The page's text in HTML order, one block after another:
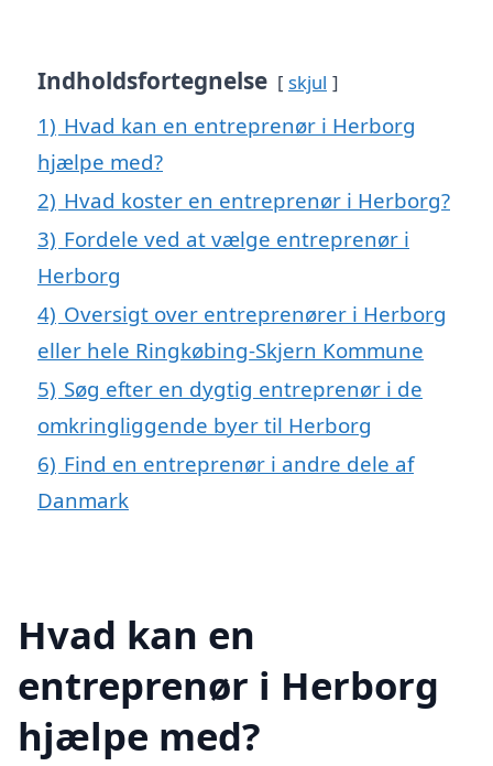
Indholdsfortegnelse skjul
1) Hvad kan en entreprenør i Herborg
hjælpe med?
2) Hvad koster en entreprenør i Herborg?
3) Fordele ved at vælge entreprenør i
Herborg
4) Oversigt over entreprenører i Herborg
eller hele Ringkøbing-Skjern Kommune
5) Søg efter en dygtig entreprenør i de
omkringliggende byer til Herborg
6) Find en entreprenør i andre dele af
Danmark
Hvad kan en
entreprenør i Herborg
hjælpe med?